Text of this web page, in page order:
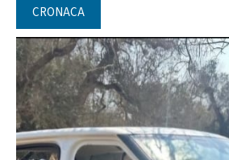
CRONACA